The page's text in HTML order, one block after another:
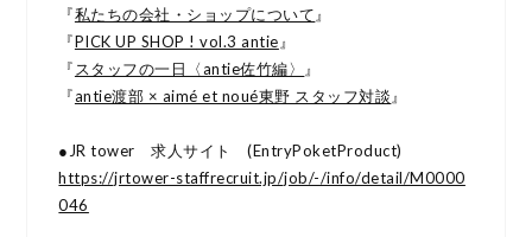
『私たちの会社・ショップについて 』
『PICK UP SHOP ! vol.3 antie 』
『 スタッフの一日〈antie佐竹編〉
』
『antie渡部 × aimé et noué東野 スタッフ対談 』
●JR tower 求人サイト (EntryPoketProduct)
https://jrtower-staffrecruit.jp/job/-/info/detail/M0000
046